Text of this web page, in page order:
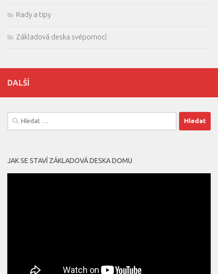
Rady a tipy
Základová deska svépomocí
DALŠÍ
Vyhledávání
JAK SE STAVÍ ZÁKLADOVÁ DESKA DOMU